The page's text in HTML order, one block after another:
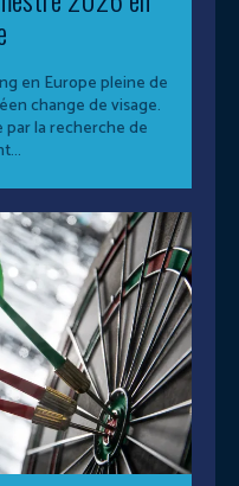
en Europe pleine de
change de visage.
la recherche de